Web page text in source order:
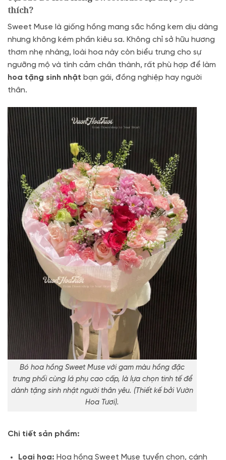
thích?
Sweet Muse là giống hồng mang sắc hồng kem dịu dàng
nhưng không kém phần kiêu sa. Không chỉ sở hữu hương
thơm nhẹ nhàng, loài hoa này còn biểu trưng cho sự
ngưỡng mộ và tình cảm chân thành, rất phù hợp để làm
hoa tặng sinh nhật bạn gái, đồng nghiệp hay người
thân.
Bó hoa hồng Sweet Muse với gam màu hồng đặc
trưng phối cùng lá phụ cao cấp, là lựa chọn tinh tế để
dành tặng sinh nhật người thân yêu. (Thiết kế bởi Vườn
Hoa Tươi).
Chi tiết sản phẩm:
Loại hoa: Hoa hồng Sweet Muse tuyển chọn, cánh